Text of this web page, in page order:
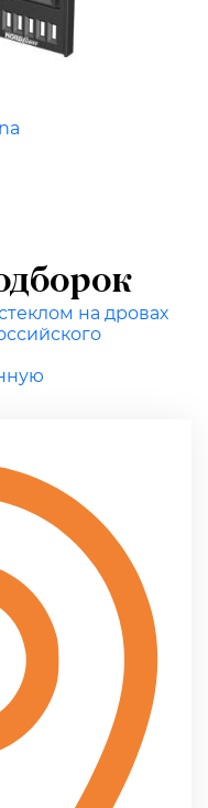
на дровах